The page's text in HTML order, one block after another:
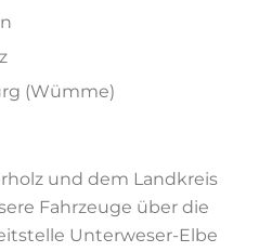
(Wümme)
und dem Landkreis
Fahrzeuge über die
Unterweser-Elbe